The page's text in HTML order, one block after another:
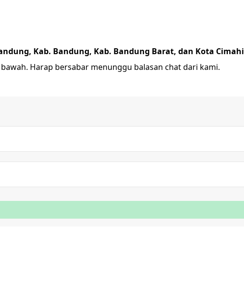
Kab. Bandung, Kab. Bandung Barat, dan Kota Cimahi
Harap bersabar menunggu balasan chat dari kami.